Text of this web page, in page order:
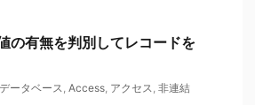
の有無を判別してレコードを
データベース, Access, アクセス, 非連結